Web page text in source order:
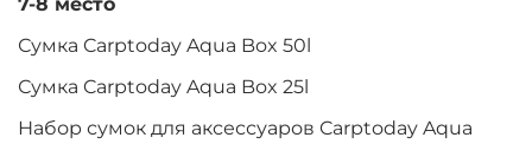
7-8 место
Сумка Carptoday Aqua Box 50l
Сумка Carptoday Aqua Box 25l
Набор сумок для аксессуаров Carptoday Aqua